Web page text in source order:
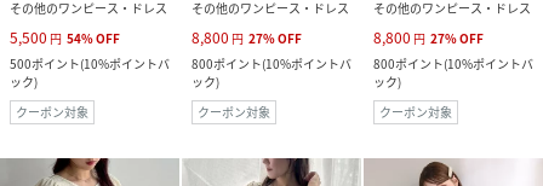
その他のワンピース・ドレス
5,500 円 54%OFF
500ポイント(10%ポイントバ
ック)
クーポン対象
その他のワンピース・ドレス
8,800 円 27%OFF
800ポイント(10%ポイントバ
ック)
クーポン対象
その他のワンピース・ドレス
8,800 円 27%OFF
800ポイント(10%ポイントバ
ック)
クーポン対象